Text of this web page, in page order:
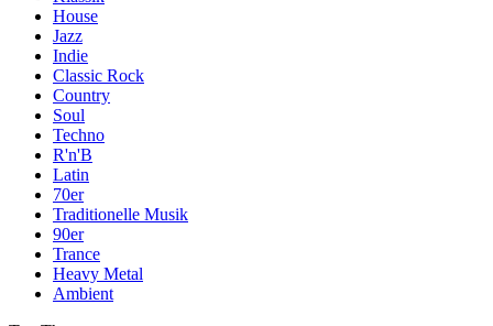
House
Jazz
Indie
Classic Rock
Country
Soul
Techno
R'n'B
Latin
70er
Traditionelle Musik
90er
Trance
Heavy Metal
Ambient